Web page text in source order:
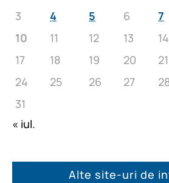
3
4 5 6 7
10
11 12 13 14
17
18 19 20 21
24
25 26 27
31
« iul.
Alte site-uri de